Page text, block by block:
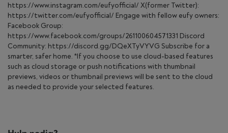
https://www.instagram.com/eufyofficial/ X(former Twitter):
https://twitter.com/eufyofficial/ Engage with fellow eufy owners:
Facebook Group:
https://www.facebook.com/groups/261100604571331 Discord
Community: https://discord.gg/DQeXTyVYVG Subscribe for a
smarter, safer home. *If you choose to use cloud-based features
such as cloud storage or push notifications with thumbnail
previews, videos or thumbnail previews will be sent to the cloud
as needed to provide your selected features.